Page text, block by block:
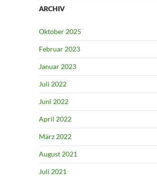
ARCHIV
Oktober 2025
Februar 2023
Januar 2023
Juli 2022
Juni 2022
April 2022
März 2022
August 2021
Juli 2021